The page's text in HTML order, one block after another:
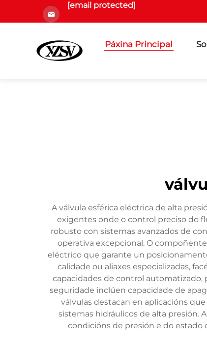
[email protected]
Páxina Principal
A válvula esférica eléctrica de alta
exigentes onde o control preciso do
robusto con sistemas avanzados de
operativa excepcional. O
eléctrico que garante un
calidade ou aliaxes especializadas,
capacidades de control automatizado,
seguridade inclúen capacidade de
válvulas destacan en aplicacións
sistemas hidráulicos de alta presión.
condicións de presión e do